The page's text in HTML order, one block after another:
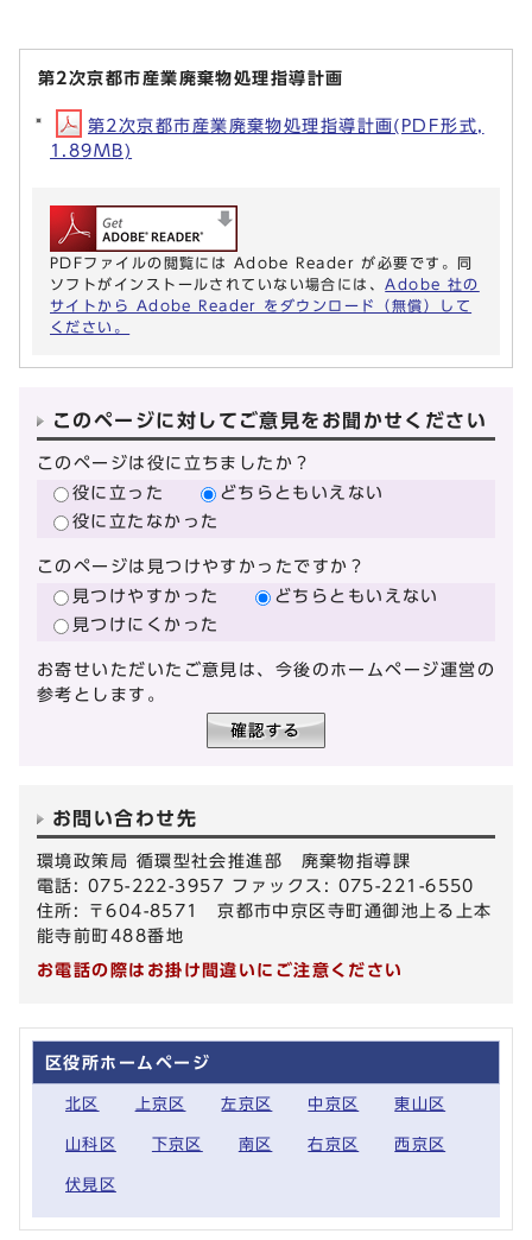
第2次京都市産業廃棄物処理指導計画
第2次京都市産業廃棄物処理指導計画(PDF形式,
1.89MB)
PDFファイルの閲覧には Adobe Reader が必要です。同
ソフトがインストールされていない場合には、 Adobe 社の
サイトから Adobe Reader をダウンロード（無償）して
ください。
このページに対してご意見をお聞かせください
このページは役に立ちましたか？
役に立った
どちらともいえない
役に立たなかった
このページは見つけやすかったですか？
見つけやすかった
どちらともいえない
見つけにくかった
お寄せいただいたご意見は、今後のホームページ運営の
参考とします。
お問い合わせ先
環境政策局 循環型社会推進部 廃棄物指導課
電話: 075-222-3957 ファックス: 075-221-6550
住所: 〒604-8571 京都市中京区寺町通御池上る上本
能寺前町488番地
お電話の際はお掛け間違いにご注意ください
区役所ホームページ
北区 上京区 左京区 中京区 東山区
山科区 下京区 南区 右京区 西京区
伏見区